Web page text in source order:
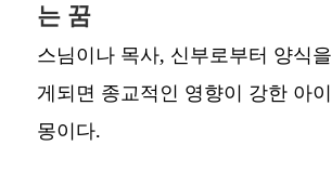
는 꿈
스님이나 목사, 신부로부터 양식
게되면 종교적인 영향이 강한 아
몽이다.